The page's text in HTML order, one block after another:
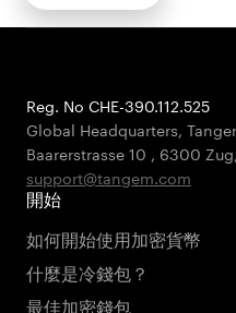
Reg. No CHE-390.112.525
Global Headquarters,
Baarerstrasse 10 , 6300 Zug,
support@tangem.com
開始
如何開始使用加密貨幣
什麼是冷錢包？
最佳加密錢包